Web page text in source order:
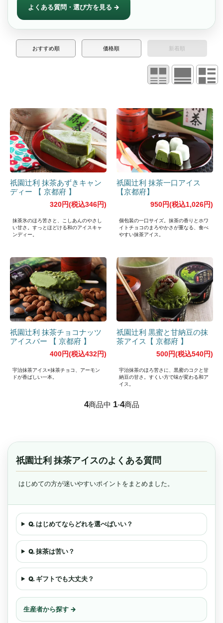
よくある質問・選び方を見る →
おすすめ順 価格順 新着順
祇園辻利 抹茶あずきキャン
ディー 【 京都府 】
320円(税込346円)
抹茶氷のほろ苦さと、こしあんのやさし
い甘さ。すっとほどける和のアイスキャ
ンディー。
祇園辻利 抹茶一口アイス
【京都府】
950円(税込1,026円)
個包装の一口サイズ。抹茶の香りとホワ
イトチョコのまろやかさが重なる、食べ
やすい抹茶アイス。
祇園辻利 抹茶チョコナッツ
アイスバー 【 京都府 】
400円(税込432円)
宇治抹茶アイス×抹茶チョコ、アーモン
ドが香ばしい一本。
祇園辻利 黒蜜と甘納豆の抹
茶アイス【 京都府 】
500円(税込540円)
宇治抹茶のほろ苦さに、黒蜜のコクと甘
納豆の甘さ。すくい方で味が変わる和ア
イス。
4商品中 1-4商品
祇園辻利 抹茶アイスのよくある質問
はじめての方が迷いやすいポイントをまとめました。
Q. はじめてならどれを選べばいい？
Q. 抹茶は苦い？
Q. ギフトでも大丈夫？
生産者から探す →